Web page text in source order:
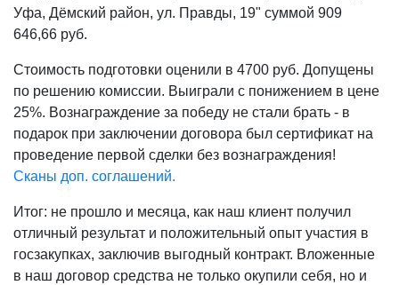
Уфа, Дёмский район, ул. Правды, 19" суммой 909
646,66 руб.
Стоимость подготовки оценили в 4700 руб. Допущены
по решению комиссии. Выиграли с понижением в цене
25%. Вознаграждение за победу не стали брать - в
подарок при заключении договора был сертификат на
проведение первой сделки без вознаграждения!
Сканы доп. соглашений.
Итог: не прошло и месяца, как наш клиент получил
отличный результат и положительный опыт участия в
госзакупках, заключив выгодный контракт. Вложенные
в наш договор средства не только окупили себя, но и